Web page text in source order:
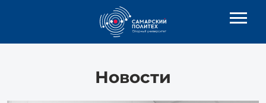
Новости